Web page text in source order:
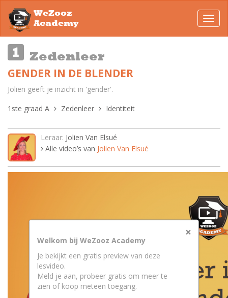
WeZooz
Academy
Zedenleer
GENDER IN DE BLENDER
Jolien geeft je inzicht in 'gender'.
1ste graad A
Zedenleer Identiteit
Leraar: Jolien Van Elsué
Alle video’s van Jolien Van Elsué
×
Welkom bij WeZooz Academy
Je bekijkt een gratis preview van deze
lesvideo.
Meld je aan, probeer gratis om meer te
zien of koop meteen toegang.